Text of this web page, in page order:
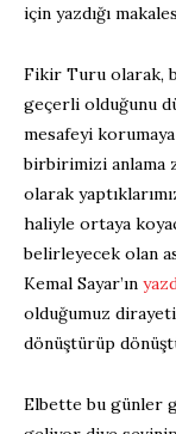
için yazdığı
Fikir Turu olarak,
geçerli olduğunu
mesafeyi korumaya
birbirimizi anlama
olarak
haliyle ortaya
belirleyecek olan
Kemal Sayar’ın
olduğumuz
dönüştürüp
Elbette bu günler